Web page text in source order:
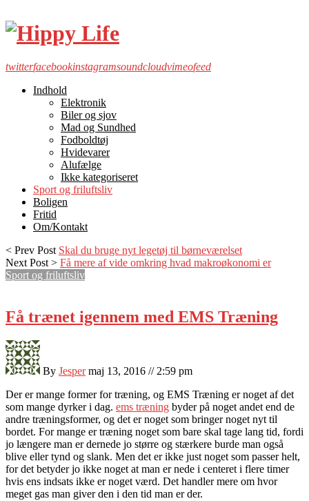
twitterfacebookinstagramsoundcloudvimeofeed
Indhold
Elektronik
Biler og sjov
Mad og Sundhed
Fodboldtøj
Hvidevarer
Alufælge
Ikke kategoriseret
Sport og friluftsliv
Boligen
Fritid
Om/Kontakt
< Prev Post Skal du bruge nyt legetøj til børneværelset
Next Post > Få mere af vide omkring hvad makroøkonomi er
Sport og friluftsliv
Få trænet igennem med EMS Træning
By Jesper maj 13, 2016 // 2:59 pm
Der er mange former for træning, og EMS Træning er noget af det
som mange dyrker i dag. ems træning byder på noget andet end de
andre træningsformer, og det er noget som bringer noget nyt til
bordet. For mange er træning noget som bare skal tage lang tid, fordi
jo længere man er dernede jo større og stærkere burde man også
blive eller tynd og slank. Men det er ikke just noget som passer helt,
for det betyder jo ikke noget at man er nede i centeret i flere timer
hvis ens indsats ikke er noget værd. Det handler mere om hvor
meget gas man giver den i den tid man er der.